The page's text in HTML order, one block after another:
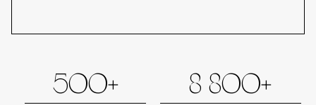
500+ 8 800+